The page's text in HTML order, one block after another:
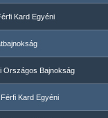
Kard Egyéni
Országos Bajnokság
Kard Egyéni